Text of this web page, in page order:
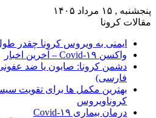
پنجشنبه , ۱۵ مرداد ۱۴۰۵
مقالات کرونا
ایمنی به ویروس کرونا چقدر
واکسن Covid-۱۹ – آخرین اخبار
دشمن کرونا: صابون یا ضد
فارسی)
بهترین مکمل ها برای تقویت
کروناویروس
درمان بیماری Covid-۱۹